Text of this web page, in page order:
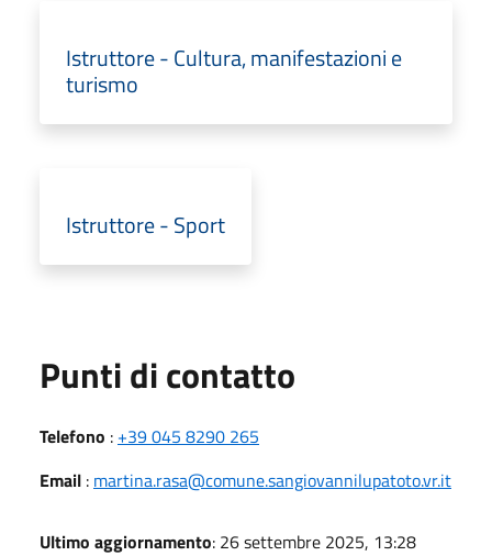
Istruttore - Cultura, manifestazioni e
turismo
Istruttore - Sport
Punti di contatto
Telefono : +39 045 8290 265
Email : martina.rasa@comune.sangiovannilupatoto.vr.it
Ultimo aggiornamento: 26 settembre 2025, 13:28